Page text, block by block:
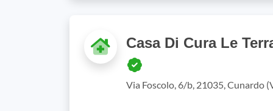
Casa Di Cura Le
Via Foscolo, 6/b, 21035, Cunardo